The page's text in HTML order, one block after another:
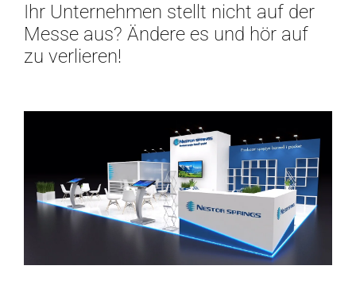
Ihr Unternehmen stellt nicht auf der
Messe aus? Ändere es und hör auf
zu verlieren!